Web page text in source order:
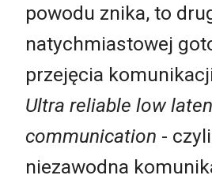
powodu znika, to
natychmiastowej
przejęcia
Ultra reliable low
communication -
niezawodna